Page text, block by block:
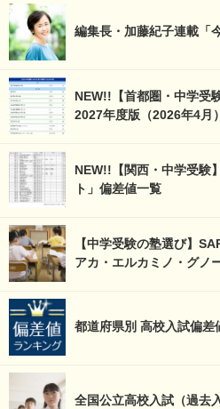
編集長・加藤紀子連載「
NEW!!【首都圏・中学受
2027年度版（2026年4月）
NEW!!【関西・中学受験
ト」偏差値一覧
【中学受験の塾選び】
アカ・エルカミノ・グノ
都道府県別 高校入試偏差
全国公立高校入試（過去